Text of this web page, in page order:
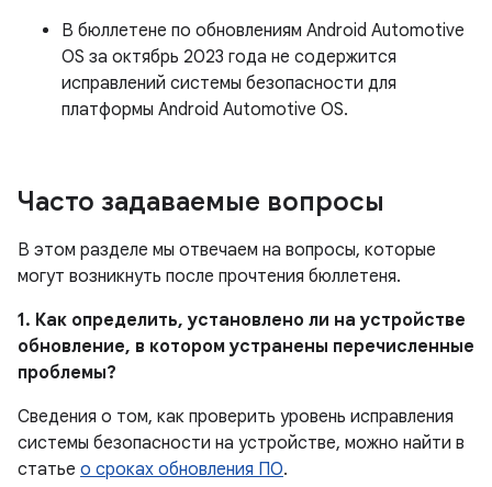
В бюллетене по обновлениям Android Automotive
OS за октябрь 2023 года не содержится
исправлений системы безопасности для
платформы Android Automotive OS.
Часто задаваемые вопросы
В этом разделе мы отвечаем на вопросы, которые
могут возникнуть после прочтения бюллетеня.
1. Как определить, установлено ли на устройстве
обновление, в котором устранены перечисленные
проблемы?
Сведения о том, как проверить уровень исправления
системы безопасности на устройстве, можно найти в
статье о сроках обновления ПО.